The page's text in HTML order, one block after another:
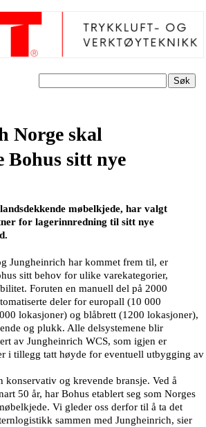
Søk
Norge skal
Bohus sitt nye
møbelkjede, har valgt
for lagerinnredning til sitt nye
Jungheinrich har kommet frem til, er
sitt behov for ulike varekategorier,
Foruten en manuell del på 2000
deler for europall (10 000
lokasjoner) og blåbrett (1200 lokasjoner),
og plukk. Alle delsystemene blir
av Jungheinrich WCS, som igjen er
i tillegg tatt høyde for eventuell utbygging av
konservativ og krevende bransje. Ved å
50 år, har Bohus etablert seg som Norges
Vi gleder oss derfor til å ta det
sammen med Jungheinrich, sier